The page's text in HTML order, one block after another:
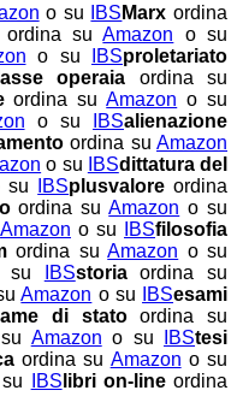
o su IBS Marx ordina
ordina suAmazon o su
o su IBSproletariato
operaia
ordina su
ordina suAmazon o su
o su IBSalienazione
ordina su Amazon
o su IBSdittatura del
su IBSplusvalore ordina
ordina suAmazon o su
Amazon o su IBSfilosofia
ordina suAmazon o su
su IBSstoria
ordina su
Amazon o su IBSesami
di stato
ordina su
Amazon o su IBStesi
ordina su Amazon o su
IBS libri on-line ordina